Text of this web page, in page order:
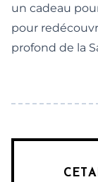
un cadeau
pour
profond de la
CET